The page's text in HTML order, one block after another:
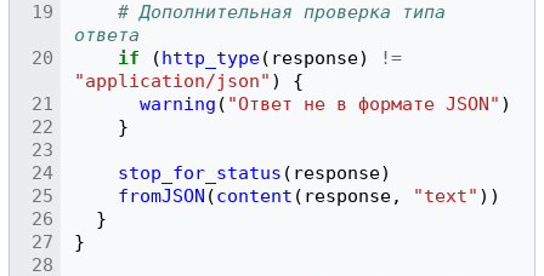
# Дополнительная проверка типа
ответа
if
(http_type( response)
!=
"application/json" )
{
warning ( "Ответ не в формате JSON" )
}
stop_for_status ( response)
fromJSON (content ( response, "text" ))
}
}